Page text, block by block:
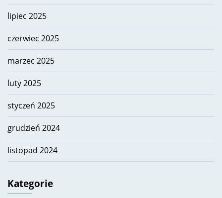
lipiec 2025
czerwiec 2025
marzec 2025
luty 2025
styczeń 2025
grudzień 2024
listopad 2024
Kategorie